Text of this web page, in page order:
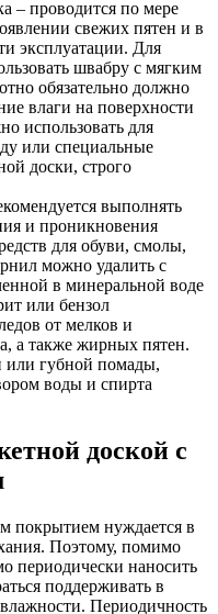
– проводится по мере
свежих пятен и в
эксплуатации. Для
швабру с мягким
обязательно должно
влаги на поверхности
использовать для
или специальные
доски, строго
выполнять
и проникновения
для обуви, смолы,
можно удалить с
в минеральной воде
или бензол
от мелков и
а также жирных пятен.
или губной помады,
воды и спирта
доской с
покрытием нуждается в
Поэтому, помимо
периодически наносить
поддерживать в
Периодичность